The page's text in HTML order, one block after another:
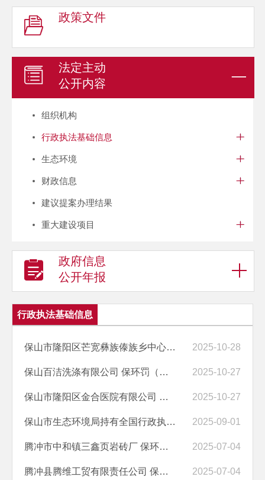
政策文件
法定主动
公开内容
组织机构
行政执法基础信息
生态环境
财政信息
建议提案办理结果
重大建设项目
政府信息
公开年报
行政执法基础信息
保山市隆阳区芒宽彝族傣族乡中心卫生院（保山市隆阳区芒宽彝族傣族乡妇... 2025-10-28
保山百洁洗涤有限公司 保环罚（隆）〔2025〕11号 2025-10-27
保山市隆阳区金合医院有限公司 保环罚（隆）〔2025〕10号 2025-10-27
保山市生态环境局持有全国行政执法证件人员名单公示 2025-09-01
腾冲市中和镇三鑫页岩砖厂 保环罚（腾）〔2025〕14号 2025-07-04
腾冲县腾维工贸有限责任公司 保环罚（腾）〔2025〕13号 2025-07-04